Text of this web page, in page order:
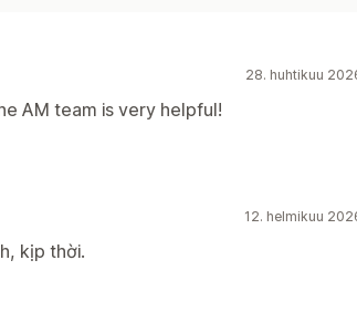
28. huhtikuu
AM team is very helpful!
12. helmikuu
kịp thời.